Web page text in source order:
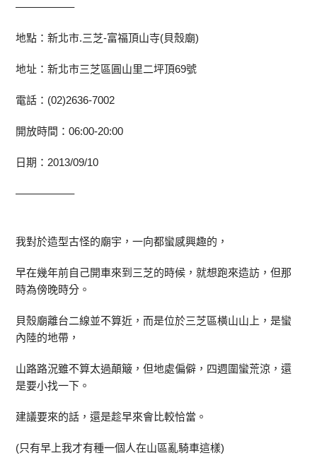
—————–
地點：新北市.三芝-富福頂山寺(貝殼廟)
地址：新北市三芝區圓山里二坪頂69號
電話：(02)2636-7002
開放時間：06:00-20:00
日期：2013/09/10
—————–
我對於造型古怪的廟宇，一向都蠻感興趣的，
早在幾年前自己開車來到三芝的時候，就想跑來造訪，但那
時為傍晚時分。
貝殼廟離台二線並不算近，而是位於三芝區橫山山上，是蠻
內陸的地帶，
山路路況雖不算太過顛簸，但地處偏僻，四週圍蠻荒涼，還
是要小找一下。
建議要來的話，還是趁早來會比較恰當。
(只有早上我才有種一個人在山區亂騎車這樣)